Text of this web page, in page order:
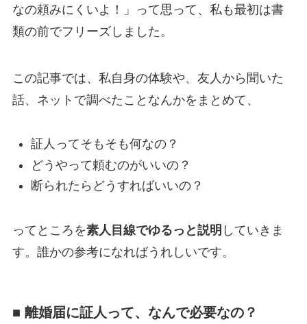
なの頼みにくいよ！」って思って、私も最初は書
類の前でフリーズしました。
この記事では、私自身の体験や、友人から聞いた
話、ネットで調べたことなんかをまとめて、
証人ってそもそも何なの？
どうやって頼むのがいいの？
断られたらどうすればいいの？
ってところを素人目線でゆるっと説明 していきま
す。誰かの参考になればうれしいです。
■ 離婚届に証人って、なんで必要なの？